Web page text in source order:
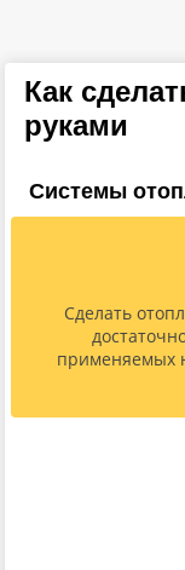
Как
руками
Системы
Сделать
применяемых